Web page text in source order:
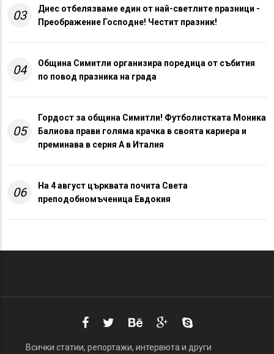
03
Днес отбелязваме един от най-светлите празници -
Преображение Господне! Честит празник!
04
Община Симитли организира поредица от събития
по повод празника на града
05
Гордост за община Симитли! Футболистката Моника
Балиова прави голяма крачка в своята кариера и
преминава в серия А в Италия
06
На 4 август църквата почита Света
преподобномъченица Евдокия
Всички статии, репортажи, интервюта и други